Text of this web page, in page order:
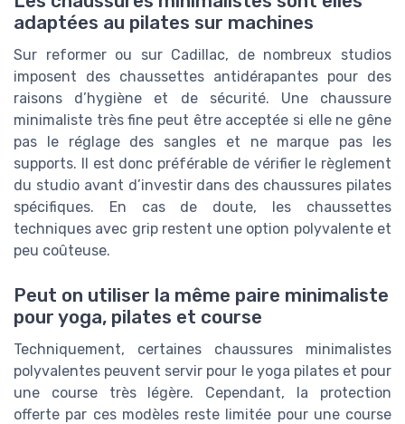
adaptées au pilates sur machines
Sur reformer ou sur Cadillac, de nombreux studios
imposent des chaussettes antidérapantes pour des
raisons d’hygiène et de sécurité. Une chaussure
minimaliste très fine peut être acceptée si elle ne gêne
pas le réglage des sangles et ne marque pas les
supports. Il est donc préférable de vérifier le règlement
du studio avant d’investir dans des chaussures pilates
spécifiques. En cas de doute, les chaussettes
techniques avec grip restent une option polyvalente et
peu coûteuse.
Peut on utiliser la même paire minimaliste
pour yoga, pilates et course
Techniquement, certaines chaussures minimalistes
polyvalentes peuvent servir pour le yoga pilates et pour
une course très légère. Cependant, la protection
offerte par ces modèles reste limitée pour une course